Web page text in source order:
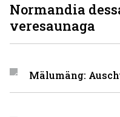
Normandia
veresaunaga
Mälumäng: